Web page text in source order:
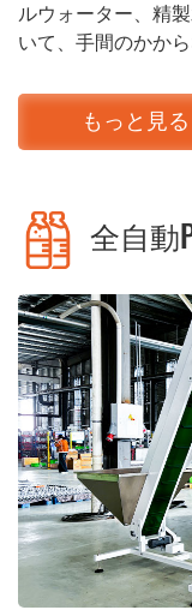
ルウォーター、精
いて、手間のかか
もっと見る
全自動